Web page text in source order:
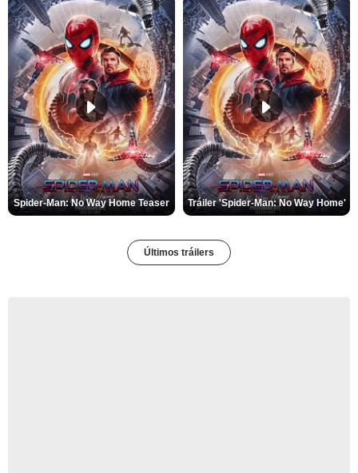
Spider-Man: No Way Home Teaser Tráiler 'Spider-Man: No Way Home'
Últimos tráilers